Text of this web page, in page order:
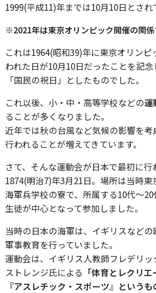
1999(平成11)年までは10月10日とされ
※2021年は東京オリンピック開催の関係
これは1964(昭和39)年に東京オリン
われた日が10月10日だったことを記
「国民の祝日」としたものでした。
これ以後、小・中・高等学校などの運
ることが多くなりました。
近年では秋の台風など気候の影響を考
行われることが増えてきています。
さて、そんな運動会が日本で最初に行
1874(明治7)年3月21日。場所は当時
海軍兵学校の寮で、所属する10代～
生徒が中心となって参加しました。
当時の日本の海軍は、イギリスなど
軍事教育を行っていました。
運動会は、イギリス人教師フレデリッ
ストレンジ氏による 「体育とレクリ
『アスレチック・スポーツ』という